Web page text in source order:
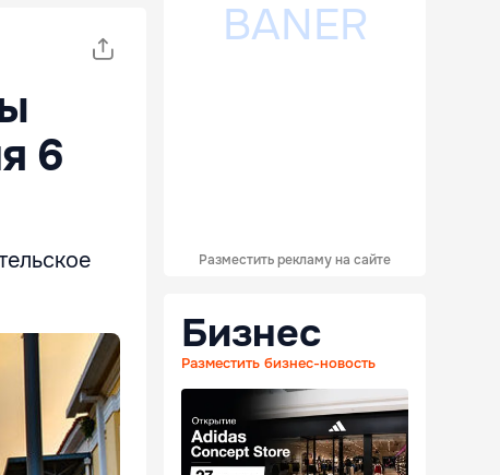
6
Разместить рекламу на сайте
Бизнес
Разместить бизнес-новость